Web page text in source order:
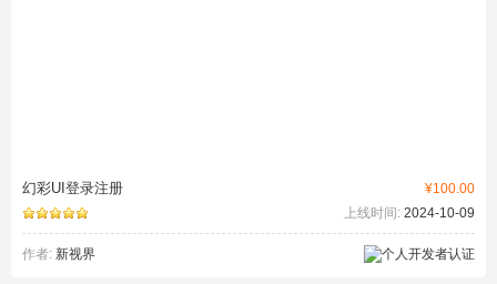
¥100.00
幻彩UI登录注册
上线时间: 2024-10-09
作者: 新视界